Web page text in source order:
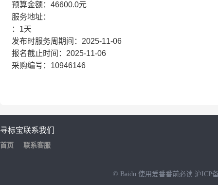
预算金额：46600.0元
服务地址：
：1天
发布时服务周期间：2025-11-06
报名截止时间：2025-11-06
采购编号：10946146
寻标宝
首页
联系我们
联系客服
© Baidu 使用爱番番前必读 沪ICP